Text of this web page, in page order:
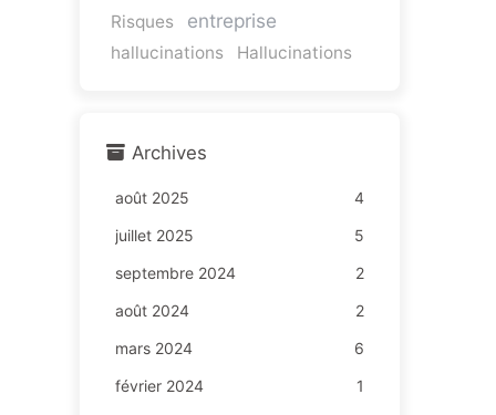
Risques
entreprise
hallucinations Hallucinations
Archives
août 2025
4
juillet 2025
5
septembre 2024
2
août 2024
2
mars 2024
6
février 2024
1